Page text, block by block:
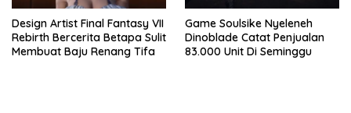
Design Artist Final Fantasy VII
Rebirth Bercerita Betapa Sulit
Membuat Baju Renang Tifa
Game Soulsike Nyeleneh
Dinoblade Catat Penjualan
83.000 Unit Di Seminggu